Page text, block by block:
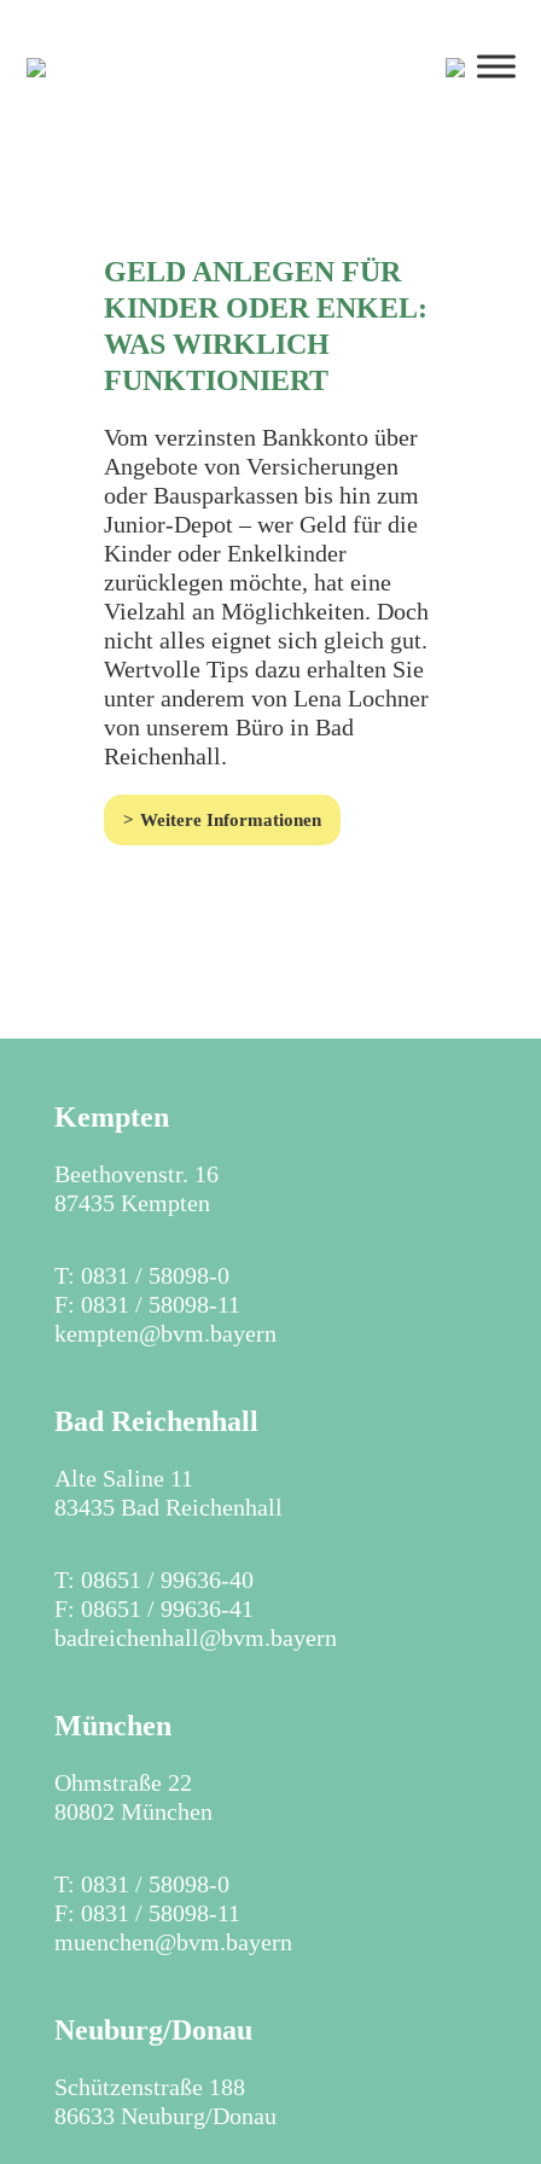
GELD ANLEGEN FÜR
KINDER ODER ENKEL:
WAS WIRKLICH
FUNKTIONIERT
Vom verzinsten Bankkonto über
Angebote von Versicherungen
oder Bausparkassen bis hin zum
Junior-Depot – wer Geld für die
Kinder oder Enkelkinder
zurücklegen möchte, hat eine
Vielzahl an Möglichkeiten. Doch
nicht alles eignet sich gleich gut.
Wertvolle Tips dazu erhalten Sie
unter anderem von Lena Lochner
von unserem Büro in Bad
Reichenhall.
Weitere Informationen
Kempten
Beethovenstr. 16
87435 Kempten
​T: 0831 / 58098-0
F: 0831 / 58098-11
kempten@bvm.bayern
Bad Reichenhall
Alte Saline 11
83435 Bad Reichenhall
​T: 08651 / 99636-40
F: 08651 / 99636-41
badreichenhall@bvm.bayern
München
Ohmstraße 22
80802 München
T: 0831 / 58098-0
F: 0831 / 58098-11
muenchen@bvm.bayern
Neuburg/Donau
Schützenstraße 188
86633 Neuburg/Donau